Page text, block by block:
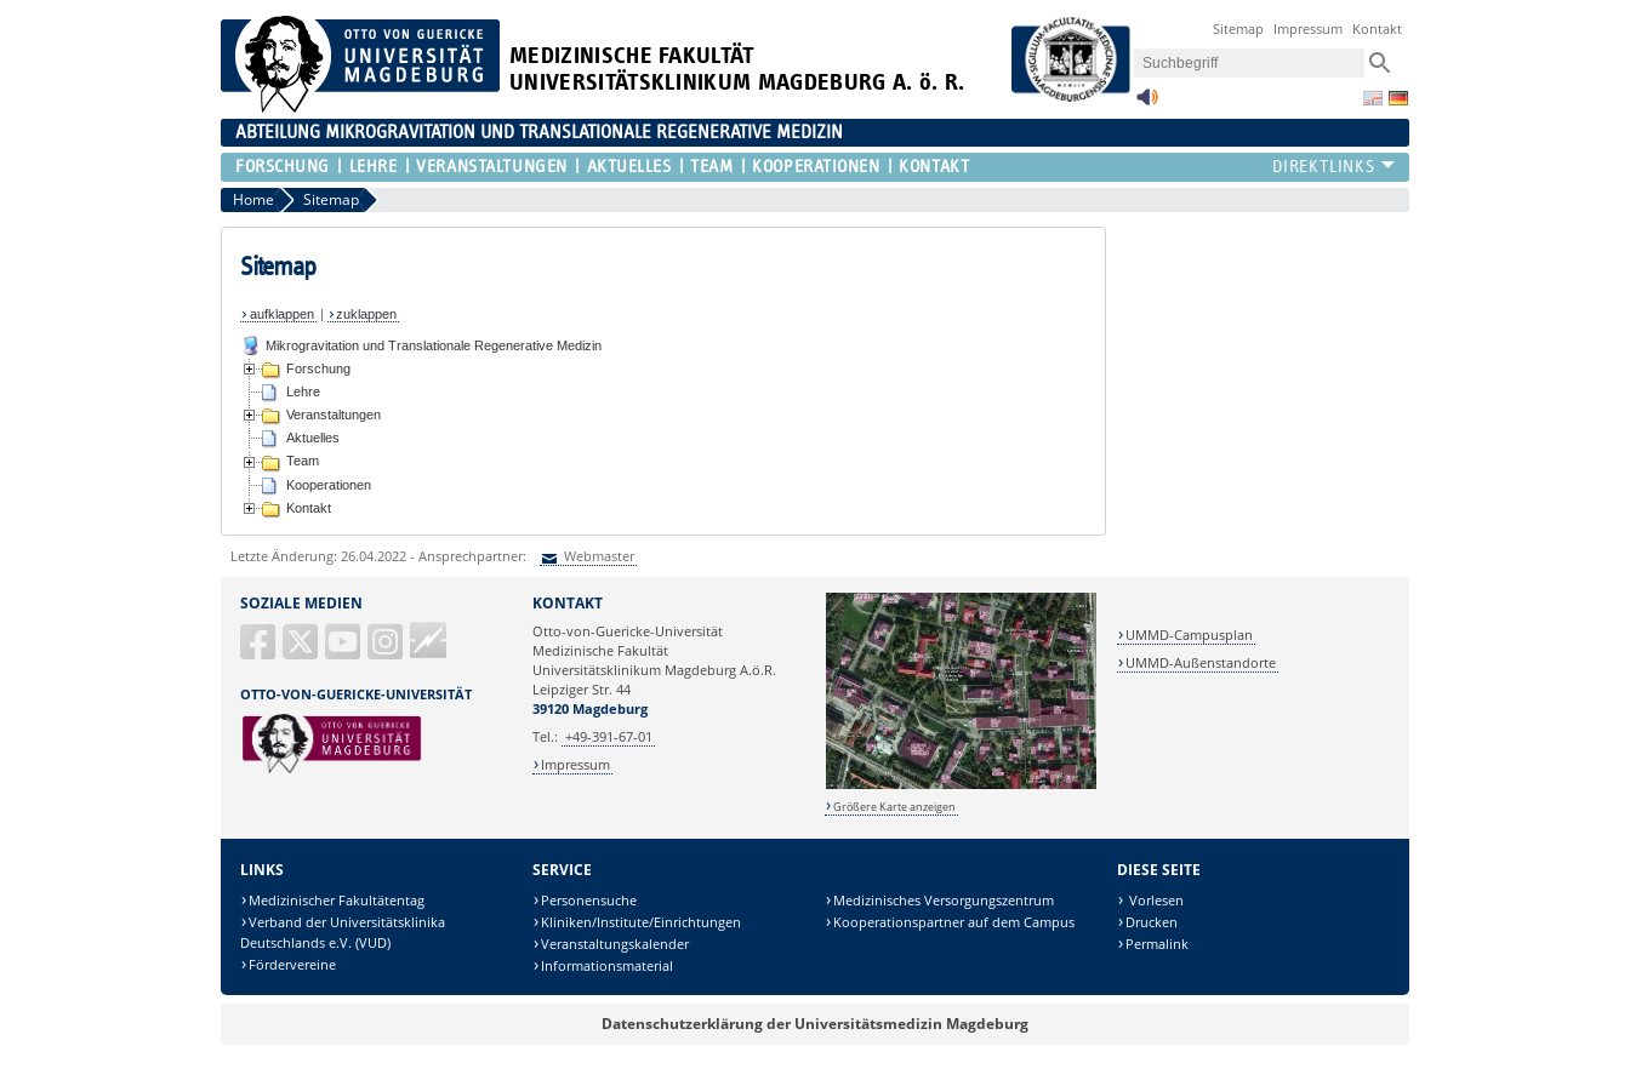
MEDIZINISCHE FAKULTÄT
UNIVERSITÄTSKLINIKUM MAGDEBURG A. ö. R.
Sitemap Impressum Kontakt
ABTEILUNG MIKROGRAVITATION UND TRANSLATIONALE REGENERATIVE MEDIZIN
FORSCHUNG LEHRE VERANSTALTUNGEN AKTUELLES TEAM KOOPERATIONEN KONTAKT
Home Sitemap
Sitemap
aufklappen | zuklappen
Mikrogravitation und Translationale Regenerative Medizin
Forschung
Lehre
Veranstaltungen
Aktuelles
Team
Kooperationen
Kontakt
Letzte Änderung: 26.04.2022 - Ansprechpartner: Webmaster
Ihre E-Mailadresse:
Sicherheitsabfrage:
SOZIALE MEDIEN
Guericke
FM
OTTO-VON-GUERICKE-UNIVERSITÄT
KONTAKT
Otto-von-Guericke-Universität
Medizinische Fakultät
Universitätsklinikum Magdeburg A.ö.R.
Leipziger Str. 44
39120 Magdeburg
Tel.: +49-391-67-01
Impressum
Größere Karte anzeigen
UMMD-Campusplan
UMMD-Außenstandorte
LINKS
Medizinischer Fakultätentag
Verband der Universitätsklinika
Deutschlands e.V. (VUD)
Fördervereine
SERVICE
Personensuche
Kliniken/Institute/Einrichtungen
Veranstaltungskalender
Informationsmaterial
Medizinisches Versorgungszentrum
Kooperationspartner auf dem Campus
DIESE SEITE
Vorlesen
Drucken
Permalink
Datenschutzerklärung der Universitätsmedizin Magdeburg